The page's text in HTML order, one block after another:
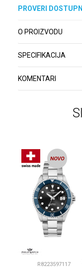
PROVERI
O PROIZVODU
SPECIFIKACIJA
KOMENTARI
R8223597117